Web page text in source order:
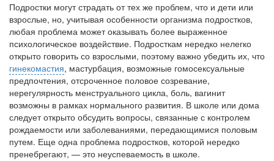
Подростки могут страдать от тех же проблем, что и дети или
взрослые, но, учитывая особенности организма подростков,
любая проблема может оказывать более выраженное
психологическое воздействие. Подросткам нередко нелегко
открыто говорить со взрослыми, поэтому важно убедить их, что
гинекомастия, мастурбация, возможные гомосексуальные
пред­почтения, отсроченное половое созревание,
нерегулярность менстру­ального цикла, боль, вагинит
возможны в рамках нормального развития. В школе или дома
следует открыто обсудить вопросы, связанные с кон­тролем
рождаемости или заболеваниями, передающимися половым
пу­тем. Еще одна проблема подростков, которой нередко
пренебрегают, — это неуспеваемость в школе.